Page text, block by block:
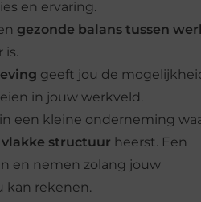
en ervaring.
gezonde balans tussen
is.
geeft jou de
in jouw werkveld.
een kleine onderneming
structuur heerst. Een
en nemen zolang jouw
kan rekenen.